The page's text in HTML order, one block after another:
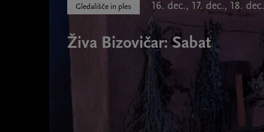
Gledališče in ples 16. dec., 17. dec., 18. dec.
Živa Bizovičar: Sabat